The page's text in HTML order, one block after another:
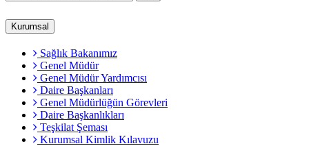
Kurumsal
Sağlık Bakanımız
Genel Müdür
Genel Müdür Yardımcısı
Daire Başkanları
Genel Müdürlüğün Görevleri
Daire Başkanlıkları
Teşkilat Şeması
Kurumsal Kimlik Kılavuzu